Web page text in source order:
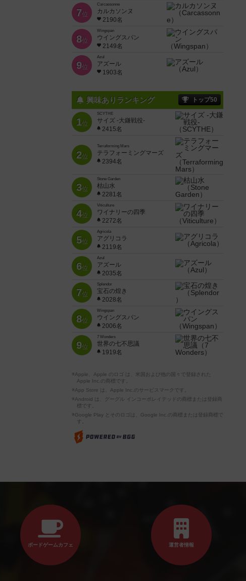
7位
Carcassonne
カルカソンヌ
2190名
8位
Wingspan
ウイングスパン
2149名
9位
Azul
アズール
1903名
興味ありランキング トップ50
1位
SCYTHE
サイズ -大鎌戦役-
2415名
2位
Terraforming Mars
テラフォーミングマーズ
2394名
3位
Stone Garden
枯山水
2281名
4位
Viticulture
ワイナリーの四季
2272名
5位
Agricola
アグリコラ
2119名
6位
Azul
アズール
2035名
7位
Splendor
宝石の煌き
2028名
8位
Wingspan
ウイングスパン
2006名
9位
7 Wonders
世界の七不思議
1919名
※Apple、Apple のロゴ は、米国および他の国々で登録された
Apple Inc.の商標です。
※App Store は、Apple Inc.のサービスマークです。
※Android は、グーグル インコーポレイテッドの商標または登録商
標です。
※Google Play とそのロゴは、Google Inc.の商標または登録商標で
す。
ボードゲームカフェ 運営者情報